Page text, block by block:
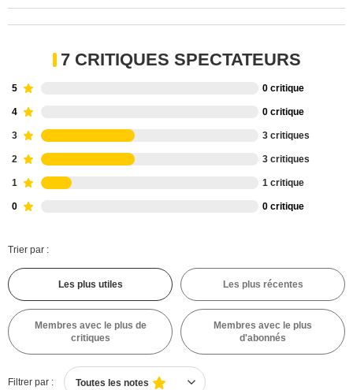
7 CRITIQUES SPECTATEURS
5 0 critique
4 0 critique
3 3 critiques
2 3 critiques
1 1 critique
0 0 critique
Trier par :
Les plus utiles Les plus récentes
Membres avec le plus de
critiques
Membres avec le plus
d'abonnés
Filtrer par : Toutes les notes